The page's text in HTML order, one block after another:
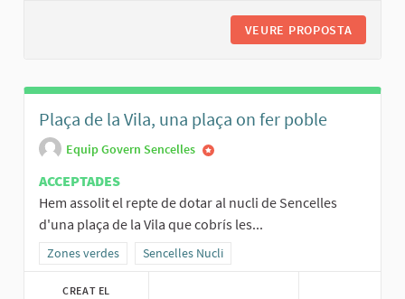
VEURE PROPOSTA
Plaça de la Vila, una plaça on fer poble
Equip Govern Sencelles
ACCEPTADES
Hem assolit el repte de dotar al nucli de Sencelles
d'una plaça de la Vila que cobrís les...
Resultats al filtrar per la categoria: Zones verdes
Zones verdes Resultats al filtrar per l'àmbit: Sencelles Nucli
Sencelles Nucli
CREAT EL